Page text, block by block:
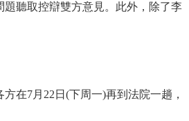
聽取控辯雙方意見。此外，除了李
在7月22日(下周一)再到法院一趟，